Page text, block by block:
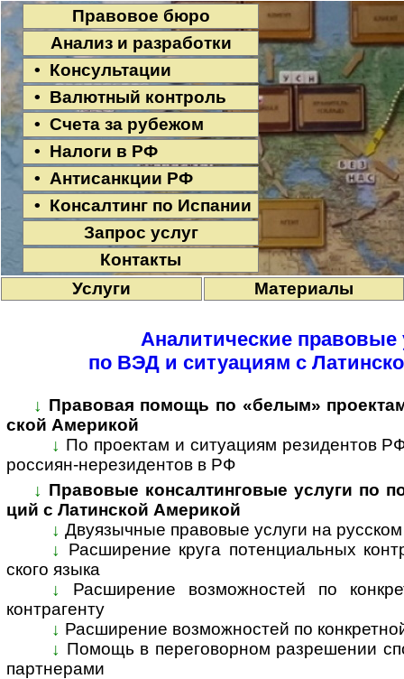
Правовое бюро
Анализ и разработки
• Консультации
• Валютный контроль
• Счета за рубежом
• Налоги в РФ
• Антисанкции РФ
• Консалтинг по Испании
Запрос услуг
Контакты
Услуги
Материалы
Аналитические правовые
по ВЭД и ситуациям с
↓ Правовая помощь по «белым»
ской Аме­рикой
↓ По проектам и ситуациям резиден­тов
рос­си­ян-­нере­зи­ден­тов в РФ
↓ Правовые консалтинговые услуги по
ций с Латин­cкой Аме­рикой
↓ Двуязычные правовые услуги на
↓
Расширение круга потенциальных
ского языка
↓
Расширение возможностей по
контр­агенту
↓ Расширение возможностей по
↓ Помощь в переговорном разрешении
парт­нерами